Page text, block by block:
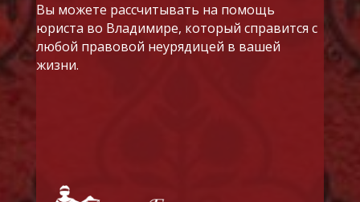
Вы можете рассчитывать на помощь
юриста во Владимире, который справится с
любой правовой неурядицей в вашей
жизни.